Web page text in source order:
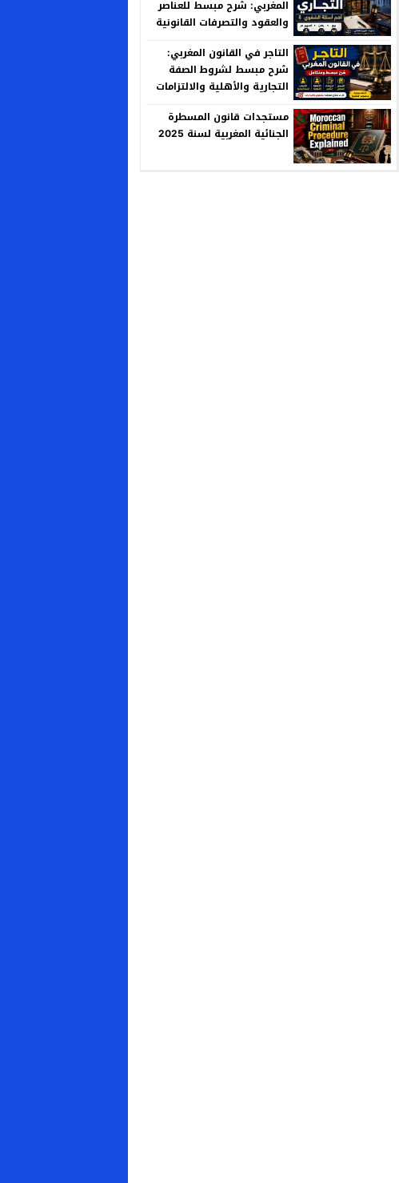
المغربي: شرح مبسط للعناصر
والعقود والتصرفات القانونية
التاجر في القانون المغربي:
شرح مبسط لشروط الصفة
التجارية والأهلية والالتزامات
مستجدات قانون المسطرة
الجنائية المغربية لسنة 2025